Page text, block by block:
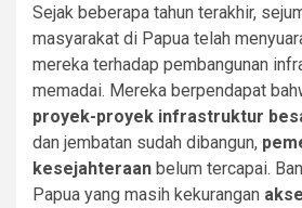
Sejak beberapa tahun terakhir,
masyarakat di Papua telah
mereka terhadap pembangunan
memadai. Mereka berpendapat
proyek-proyek infrastruktur
dan jembatan sudah dibangun,
kesejahteraan belum tercapai.
Papua yang masih kekurangan